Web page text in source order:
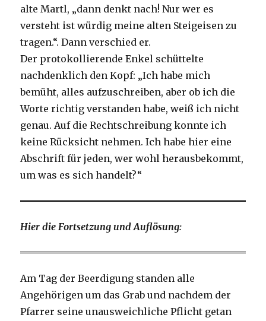
alte Martl, „dann denkt nach! Nur wer es
versteht ist würdig meine alten Steigeisen zu
tragen.“. Dann verschied er.
Der protokollierende Enkel schüttelte
nachdenklich den Kopf: „Ich habe mich
bemüht, alles aufzuschreiben, aber ob ich die
Worte richtig verstanden habe, weiß ich nicht
genau. Auf die Rechtschreibung konnte ich
keine Rücksicht nehmen. Ich habe hier eine
Abschrift für jeden, wer wohl herausbekommt,
um was es sich handelt?“
Hier die Fortsetzung und Auflösung:
Am Tag der Beerdigung standen alle
Angehörigen um das Grab und nachdem der
Pfarrer seine unausweichliche Pflicht getan